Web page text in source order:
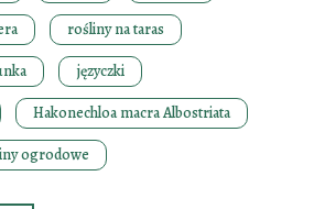
rośliny na taras
języczki
Hakonechloa macra Albostriata
ogrodowe